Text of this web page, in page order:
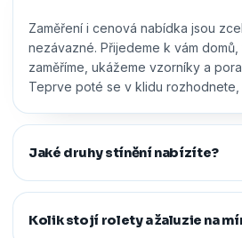
Zaměření i cenová nabídka jsou
nezávazné. Přijedeme k vám
zaměříme, ukážeme vzorníky a
Teprve poté se v klidu
Jaké druhy stínění nabízíte?
Nabízíme vnitřní i venkovní stínění
noc, plisé rolety, římské, látkové a
dřevěné, bambusové i hliníkové
Kolik stojí rolety a žaluzie na